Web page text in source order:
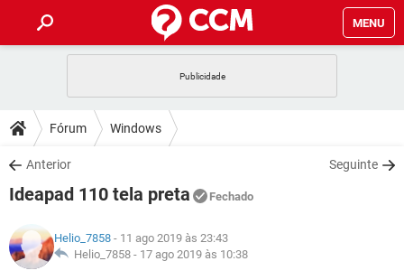
MENU
CELULAR
OUTLOOK
INSTAGRAM GMAIL
DICAS
JOGOS
INSTAGRAM GMAIL
GUIA DE COMPRAS
DOWNLOADS
JOGOS WHATSAPP
OUTLOOK EXCEL
FÓRUM
JOGOS WHATSAPP
CELULAR
GLOSSÁRIO
Fórum Windows
Anterior Seguinte
Ideapad 110 tela preta Fechado
Helio_7858 - 11 ago 2019 às 23:43
Helio_7858 - 17 ago 2019 às 10:38